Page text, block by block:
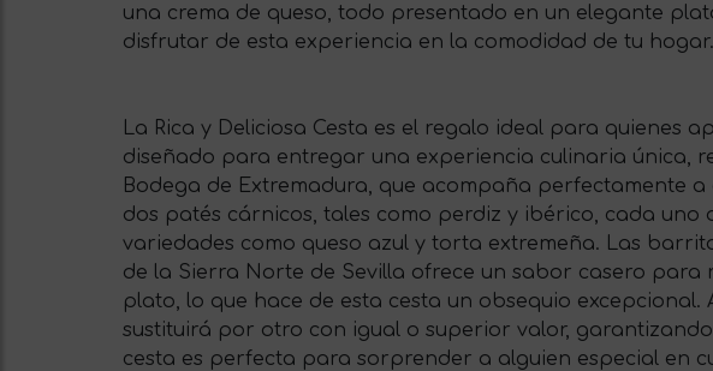
una crema de queso, todo presentado en un elegante
disfrutar de esta experiencia en la comodidad de tu hogar.
La Rica y Deliciosa Cesta es el regalo ideal para quienes
diseñado para entregar una experiencia culinaria única,
Bodega de Extremadura, que acompaña perfectamente
dos patés cárnicos, tales como perdiz y ibérico, cada uno
variedades como queso azul y torta extremeña. Las
de la Sierra Norte de Sevilla ofrece un sabor casero
plato, lo que hace de esta cesta un obsequio
sustituirá por otro con igual o superior valor,
cesta es perfecta para sorprender a alguien especial en